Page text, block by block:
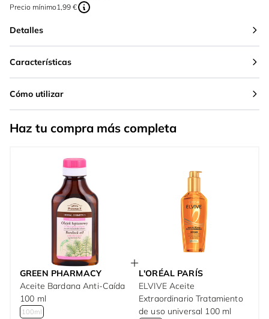
Precio mínimo1,99 €
Detalles
Características
Cómo utilizar
Haz tu compra más completa
GREEN PHARMACY
Aceite Bardana Anti-Caída
100 ml
100ml
L'ORÉAL PARÍS
ELVIVE Aceite
Extraordinario Tratamiento
de uso universal 100 ml